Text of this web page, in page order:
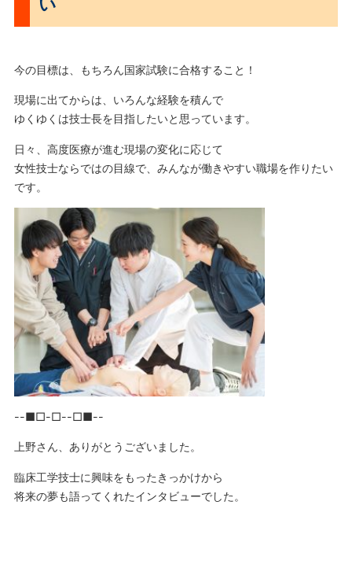
今の目標は、もちろん国家試験に合格すること！
現場に出てからは、いろんな経験を積んで
ゆくゆくは技士長を目指したいと思っています。
日々、高度医療が進む現場の変化に応じて
女性技士ならではの目線で、みんなが働きやすい職場を作りたい
です。
--■□-□--□■--
上野さん、ありがとうございました。
臨床工学技士に興味をもったきっかけから
将来の夢も語ってくれたインタビューでした。